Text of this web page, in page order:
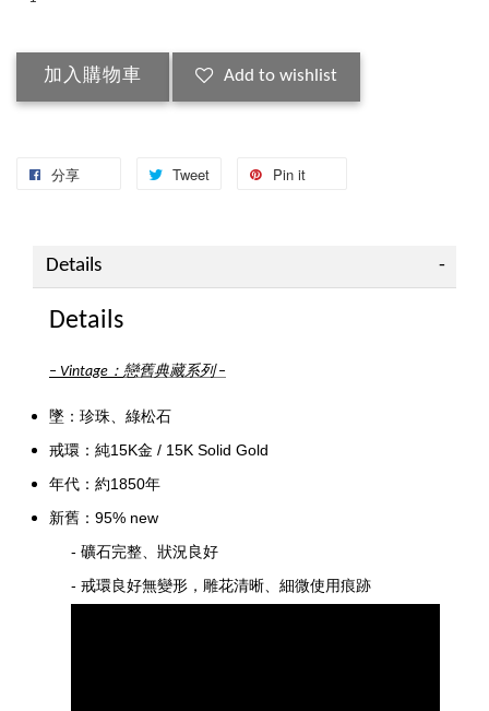
加入購物車 Add to wishlist
分享 Tweet Pin it
Details
Details
– Vintage ： 戀舊典藏系列–
墜：珍珠、綠松石
戒環：純15K金 / 15K Solid Gold
年代：約1850年
新舊：95% new
- 礦石完整、狀況良好
- 戒環良好無變形， 雕花清晰、細微使用痕跡